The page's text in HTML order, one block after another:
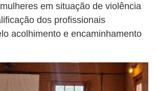
em situação de violência
dos profissionais
acolhimento e encaminhamento